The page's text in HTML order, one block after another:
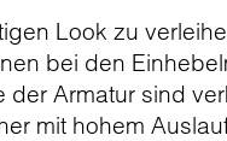
Look zu
bei den
Armatur sind
mit hohem